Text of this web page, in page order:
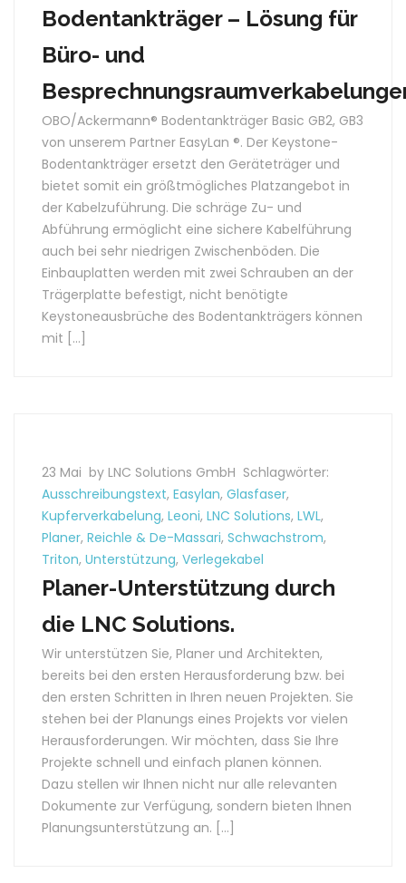
Bodentankträger – Lösung für
Büro- und
OBO/Ackermann® Bodentankträger Basic GB2, GB3
von unserem Partner EasyLan ®. Der Keystone-
Bodentankträger ersetzt den Geräteträger und
bietet somit ein größtmögliches Platzangebot in
der Kabelzuführung. Die schräge Zu- und
Abführung ermöglicht eine sichere Kabelführung
auch bei sehr niedrigen Zwischenböden. Die
Einbauplatten werden mit zwei Schrauben an der
Trägerplatte befestigt, nicht benötigte
Keystoneausbrüche des Bodentankträgers können
mit […]
23 Mai by LNC Solutions GmbH Schlagwörter:
Ausschreibungstext, Easylan, Glasfaser,
Kupferverkabelung, Leoni, LNC Solutions, LWL,
Planer, Reichle & De-Massari, Schwachstrom,
Triton, Unterstützung, Verlegekabel
Planer-Unterstützung durch
die LNC Solutions.
Wir unterstützen Sie, Planer und Architekten,
bereits bei den ersten Herausforderung bzw. bei
den ersten Schritten in Ihren neuen Projekten. Sie
stehen bei der Planungs eines Projekts vor vielen
Herausforderungen. Wir möchten, dass Sie Ihre
Projekte schnell und einfach planen können.
Dazu stellen wir Ihnen nicht nur alle relevanten
Dokumente zur Verfügung, sondern bieten Ihnen
Planungsunterstützung an. […]